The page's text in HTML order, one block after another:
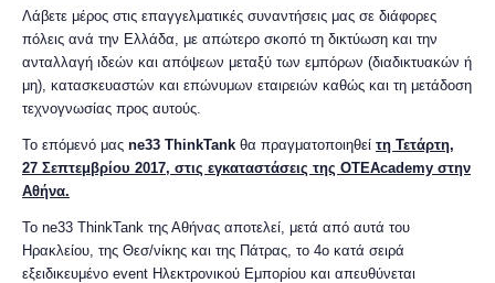
Λάβετε μέρος στις επαγγελματικές συναντήσεις μας σε διάφορες
πόλεις ανά την Ελλάδα, με απώτερο σκοπό τη δικτύωση και την
ανταλλαγή ιδεών και απόψεων μεταξύ των εμπόρων (διαδικτυακών ή
μη), κατασκευαστών και επώνυμων εταιρειών καθώς και τη μετάδοση
τεχνογνωσίας προς αυτούς.
Το επόμενό μας ne33 ThinkTank θα πραγματοποιηθεί τη Τετάρτη,
27 Σεπτεμβρίου 2017, στις εγκαταστάσεις της OTEAcademy στην
Αθήνα.
Το ne33 ThinkTank της Αθήνας αποτελεί, μετά από αυτά του
Ηρακλείου, της Θεσ/νίκης και της Πάτρας, το 4ο κατά σειρά
εξειδικευμένο event Ηλεκτρονικού Εμπορίου και απευθύνεται